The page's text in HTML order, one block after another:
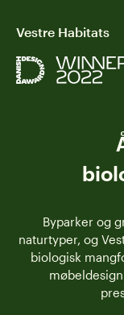
Vestre Habitats
Byparker og
naturtyper, og
biologisk